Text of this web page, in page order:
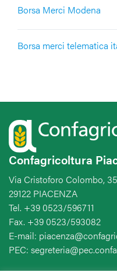
Borsa Merci Modena
Borsa merci telematica
Confagricoltura
Via Cristoforo Colombo, 35
29122 PIACENZA
Tel. +39 0523/596711
Fax. +39 0523/593082
E-mail:
PEC: